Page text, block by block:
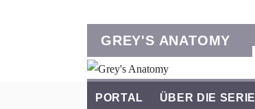
GREY'S ANATOMY
PORTAL ÜBER DIE SERIE